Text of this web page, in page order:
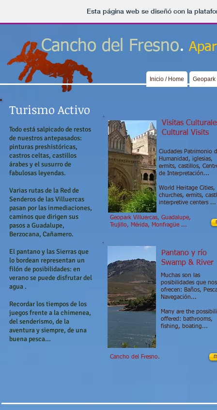
Esta página web se diseñó con la
Cancho del Fresno.
Inicio / Home
Turismo Activo
Todo está salpicado de restos
de nuestros antepasados:
pinturas preshistóricas,
castros celtas, castillos
árabes y el susurro de
fabulosas leyendas.
Varias rutas de la Red de
Senderos de las Villuercas
pasan por las inmediaciones,
caminos que dirigen sus
pasos a Guadalupe,
Berzocana, Cañamero.
El pantano y las Sierras que
lo bordean representan un
filón de posibilidades: en
verano se puede disfrutar del
agua .
Recordar los tiempos de los
juegos frente a la chimenea,
del senderismo, de la
aventura y siempre, de una
buena pesca...
Visitas
Cultural Visits
Ciudades Patrimonio
Humanidad, iglesias,
ermits, castillos,
de Interpretación...
World Heritage Cities,
churches, ermits,
interpretive centers ...
Geopark Villuercas, Guadalupe,
Trujillo, Mérida, Monfragüe ...
Pantano​ y río
Swamp & River​
Muchas son las
posibilidades que nos
ofrecen: Baños,
Navegación...
​Many are the
offered: bathrooms,
fishing, boating...
Cancho del Fresno.